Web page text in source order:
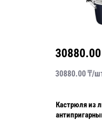
30880.00
30880.00₸/
Кастрюля из